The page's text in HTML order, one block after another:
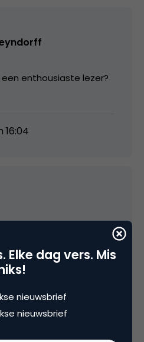
enthousiaste lezer?
16:04
heeft
dag vers. Mis
nieuwsbrief
nieuwsbrief